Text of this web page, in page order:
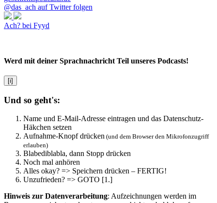
@das_ach auf Twitter folgen
Ach? bei Fyyd
Werd mit deiner Sprachnachricht Teil unseres Podcasts!
[i]
Und so geht's:
Name und E-Mail-Adresse eintragen und das Datenschutz-
Häkchen setzen
Aufnahme-Knopf drücken (und dem Browser den Mikrofonzugriff
erlauben)
Blabediblabla, dann Stopp drücken
Noch mal anhören
Alles okay? => Speichern drücken – FERTIG!
Unzufrieden? => GOTO [1.]
Hinweis zur Datenverarbeitung: Aufzeichnungen werden im